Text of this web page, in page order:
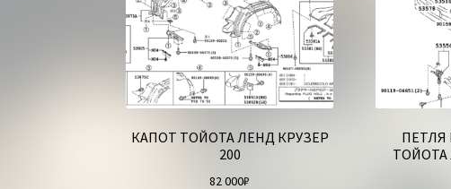
КАПОТ ТОЙОТА ЛЕНД КРУЗЕР
200
82 000₽
ПЕТЛЯ
ТОЙОТА